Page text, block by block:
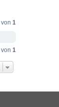
von 1
von 1